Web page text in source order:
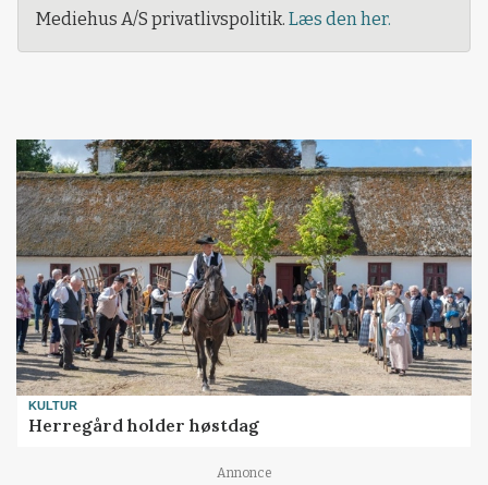
Mediehus A/S privatlivspolitik. Læs den her.
KULTUR
Herregård holder høstdag
Annonce